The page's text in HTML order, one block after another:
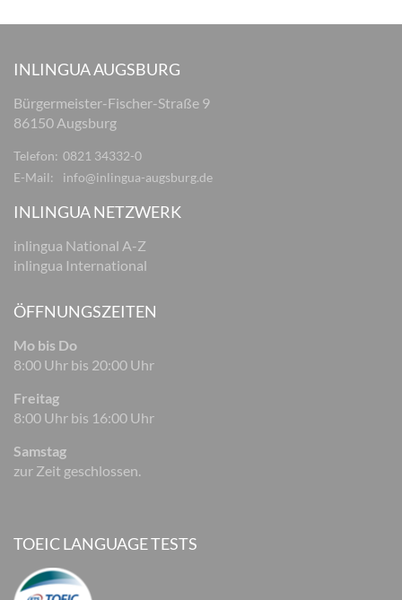
INLINGUA AUGSBURG
Bürgermeister-Fischer-Straße 9
86150 Augsburg
Telefon: 0821 34332-0
E-Mail:
info@inlingua-augsburg.de
INLINGUA NETZWERK
inlingua National A-Z
inlingua International
ÖFFNUNGSZEITEN
Mo bis Do
8:00 Uhr bis 20:00 Uhr
Freitag
8:00 Uhr bis 16:00 Uhr
Samstag
zur Zeit geschlossen.
TOEIC LANGUAGE TESTS